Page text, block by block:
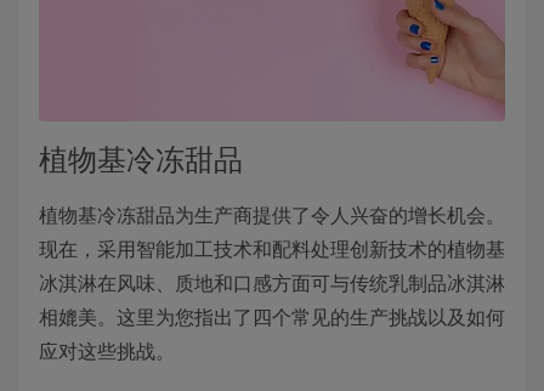
植物基冷冻甜品
植物基冷冻甜品为生产商提供了令人兴奋的增长机会。
现在，采用智能加工技术和配料处理创新技术的植物基
冰淇淋在风味、质地和口感方面可与传统乳制品冰淇淋
相媲美。这里为您指出了四个常见的生产挑战以及如何
应对这些挑战。